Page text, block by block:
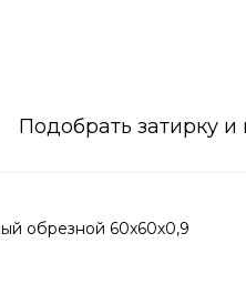
Подобрать затирку и
обрезной 60x60х0,9